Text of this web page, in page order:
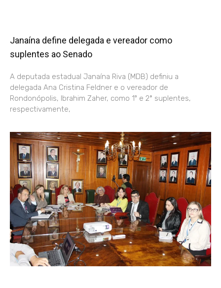
Janaína define delegada e vereador como
suplentes ao Senado
A deputada estadual Janaína Riva (MDB) definiu a
delegada Ana Cristina Feldner e o vereador de
Rondonópolis, Ibrahim Zaher, como 1º e 2ª suplentes,
respectivamente,